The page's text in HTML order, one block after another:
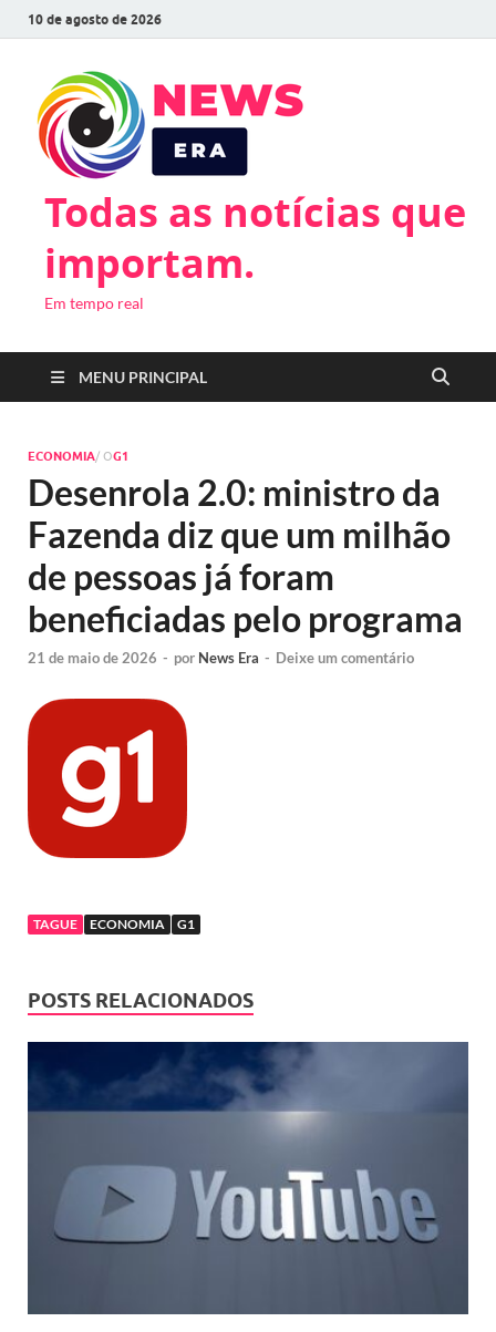
10 de agosto de 2026
Todas as notícias que
importam.
Em tempo real
MENU PRINCIPAL
ECONOMIA/ OG1
Desenrola 2.0: ministro da
Fazenda diz que um milhão
de pessoas já foram
beneficiadas pelo programa
21 de maio de 2026 - por News Era - Deixe um comentário
TAGUE ECONOMIA G1
POSTS RELACIONADOS